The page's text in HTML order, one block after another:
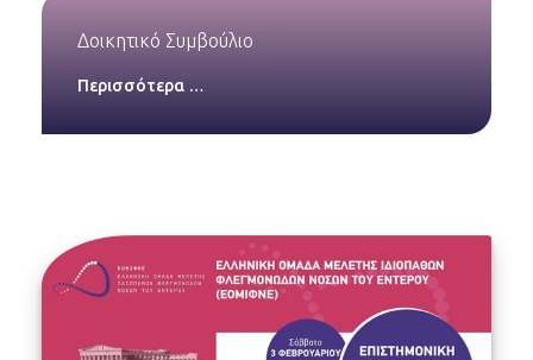
Δοικητικό Συμβούλιο
Περισσότερα …